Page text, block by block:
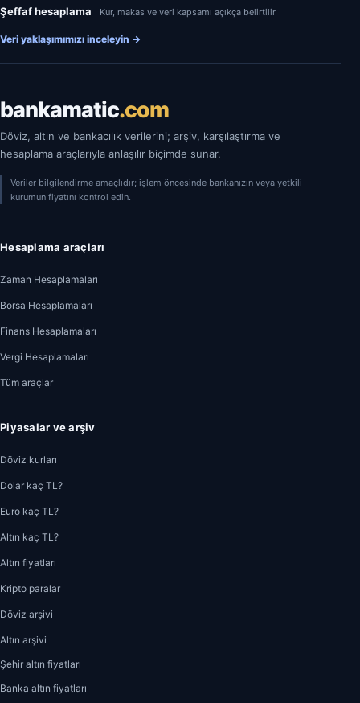
Şeffaf hesaplama Kur, makas ve veri kapsamı açıkça belirtilir
Veri yaklaşımımızı inceleyin →
bankamatic.com
Döviz, altın ve bankacılık verilerini; arşiv, karşılaştırma ve
hesaplama araçlarıyla anlaşılır biçimde sunar.
Veriler bilgilendirme amaçlıdır; işlem öncesinde bankanızın veya yetkili
kurumun fiyatını kontrol edin.
Hesaplama araçları
Zaman Hesaplamaları
Borsa Hesaplamaları
Finans Hesaplamaları
Vergi Hesaplamaları
Tüm araçlar
Piyasalar ve arşiv
Döviz kurları
Dolar kaç TL?
Euro kaç TL?
Altın kaç TL?
Altın fiyatları
Kripto paralar
Döviz arşivi
Altın arşivi
Şehir altın fiyatları
Banka altın fiyatları